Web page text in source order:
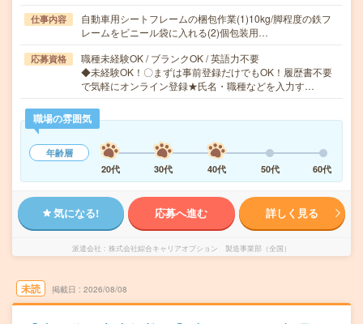
仕事内容
自動車用シートフレームの梱包作業(1)10kg/脚程度の鉄フ
レームをビニール袋に入れる(2)個包装用…
応募資格
職種未経験OK / ブランクOK / 英語力不要
◆未経験OK！〇まずは事前登録だけでもOK！履歴書不要
で気軽にオンライン登録★氏名・職種などを入力す…
職場の雰囲気
年齢層
20代
30代 40代 50代 60代
気になる! 応募へ進む 詳しく見る
派遣会社 株式会社綜合キャリアオプション 製造事業部（全国）
未読 掲載日 2026/08/08